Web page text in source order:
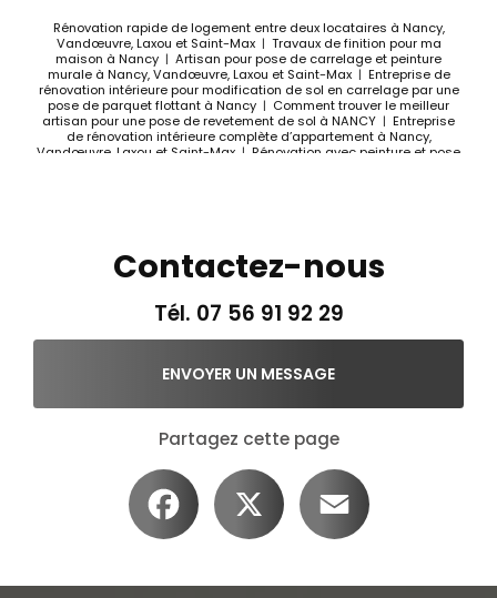
Rénovation rapide de logement entre deux locataires à Nancy,
Vandœuvre, Laxou et Saint-Max| Travaux de finition pour ma
maison à Nancy | Artisan pour pose de carrelage et peinture
murale à Nancy, Vandœuvre, Laxou et Saint-Max| Entreprise de
rénovation intérieure pour modification de sol en carrelage par une
pose de parquet flottant à Nancy | Comment trouver le meilleur
artisan pour une pose de revetement de sol à NANCY | Entreprise
de rénovation intérieure complète d’appartement à Nancy,
Vandœuvre, Laxou et Saint-Max | Rénovation avec peinture et pose
Contactez-nous
Tél. 07 56 91 92 29
ENVOYER UN MESSAGE
Partagez cette page
Facebook